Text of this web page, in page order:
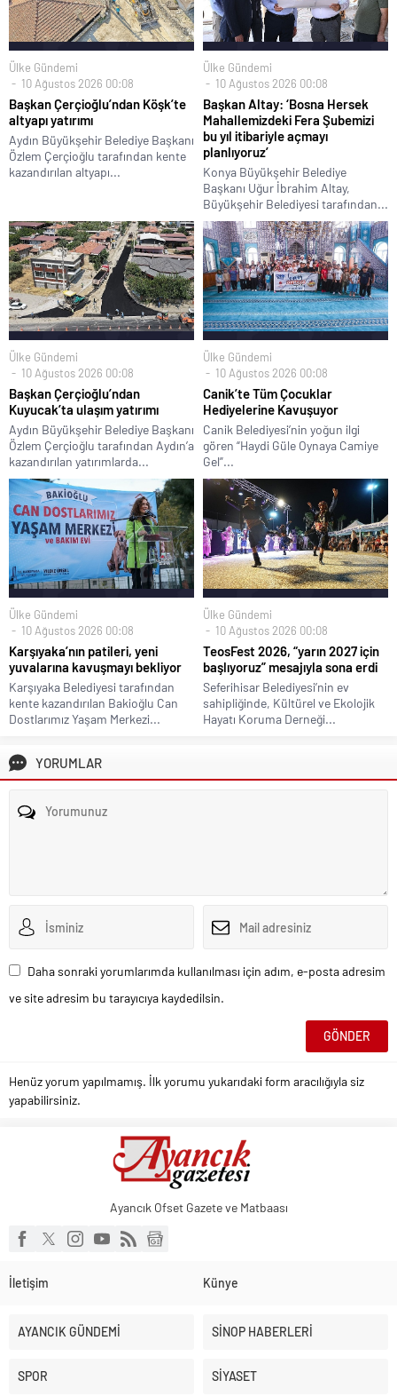
Ülke Gündemi
10 Ağustos 2026 00:08
Başkan Çerçioğlu’ndan Köşk’te
altyapı yatırımı
Aydın Büyükşehir Belediye Başkanı
Özlem Çerçioğlu tarafından kente
kazandırılan altyapı...
Ülke Gündemi
10 Ağustos 2026 00:08
Başkan Altay: ‘Bosna Hersek
Mahallemizdeki Fera Şubemizi
bu yıl itibariyle açmayı
planlıyoruz’
Konya Büyükşehir Belediye
Başkanı Uğur İbrahim Altay,
Büyükşehir Belediyesi tarafından...
Ülke Gündemi
10 Ağustos 2026 00:08
Başkan Çerçioğlu’ndan
Kuyucak’ta ulaşım yatırımı
Aydın Büyükşehir Belediye Başkanı
Özlem Çerçioğlu tarafından Aydın’a
kazandırılan yatırımlarda...
Ülke Gündemi
10 Ağustos 2026 00:08
Canik’te Tüm Çocuklar
Hediyelerine Kavuşuyor
Canik Belediyesi’nin yoğun ilgi
gören “Haydi Güle Oynaya Camiye
Gel”...
Ülke Gündemi
10 Ağustos 2026 00:08
Karşıyaka’nın patileri, yeni
yuvalarına kavuşmayı bekliyor
Karşıyaka Belediyesi tarafından
kente kazandırılan Bakioğlu Can
Dostlarımız Yaşam Merkezi...
Ülke Gündemi
10 Ağustos 2026 00:08
TeosFest 2026, “yarın 2027 için
başlıyoruz” mesajıyla sona erdi
Seferihisar Belediyesi’nin ev
sahipliğinde, Kültürel ve Ekolojik
Hayatı Koruma Derneği...
YORUMLAR
Daha sonraki yorumlarımda kullanılması için adım, e-posta adresim
ve site adresim bu tarayıcıya kaydedilsin.
Henüz yorum yapılmamış. İlk yorumu yukarıdaki form aracılığıyla siz
yapabilirsiniz.
Ayancık Ofset Gazete ve Matbaası
İletişim Künye
AYANCIK GÜNDEMİ SİNOP HABERLERİ
SPOR SİYASET